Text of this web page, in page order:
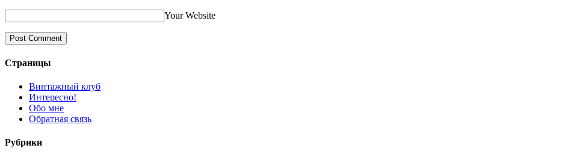
Your Website
Страницы
Винтажный клуб
Интересно!
Обо мне
Обратная связь
Рубрики